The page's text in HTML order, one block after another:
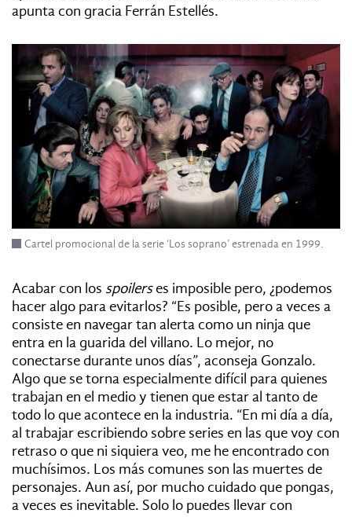
apunta con gracia Ferrán Estellés.
Cartel promocional de la serie ‘Los soprano’ estrenada en 1999.
Acabar con los spoilerses imposible pero, ¿podemos
hacer algo para evitarlos? “Es posible, pero a veces a
consiste en navegar tan alerta como un ninja que
entra en la guarida del villano. Lo mejor, no
conectarse durante unos días”, aconseja Gonzalo.
Algo que se torna especialmente difícil para quienes
trabajan en el medio y tienen que estar al tanto de
todo lo que acontece en la industria. “En mi día a día,
al trabajar escribiendo sobre series en las que voy con
retraso o que ni siquiera veo, me he encontrado con
muchísimos. Los más comunes son las muertes de
personajes. Aun así, por mucho cuidado que pongas,
a veces es inevitable. Solo lo puedes llevar con